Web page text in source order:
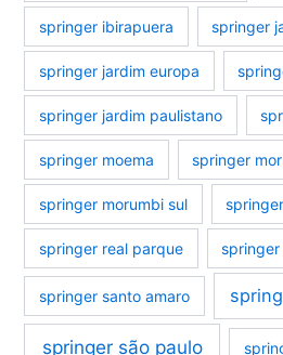
springer ibirapuera springer
springer jardim europa
springer jardim paulistano
springer moema springer
springer morumbi sul
springer real parque springer
springer santo amaro
springer são paulo